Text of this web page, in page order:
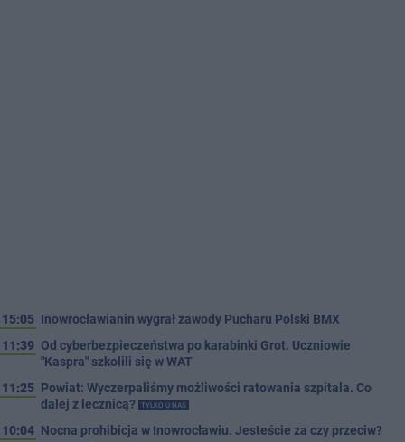
15:05 Inowrocławianin wygrał zawody Pucharu Polski BMX
11:39 Od cyberbezpieczeństwa po karabinki Grot. Uczniowie
"Kaspra" szkolili się w WAT
11:25 Powiat: Wyczerpaliśmy możliwości ratowania szpitala. Co
dalej z lecznicą?
TYLKO U NAS
10:04 Nocna prohibicja w Inowrocławiu. Jesteście za czy przeciw?